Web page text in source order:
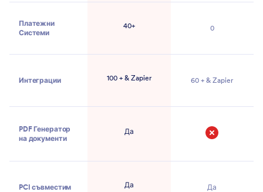
Платежни
Системи
40+ 0
Интеграции 100 + & Zapier 60 + & Zapier
PDF Генератор
на документи
Да
PCI съвместим Да Да